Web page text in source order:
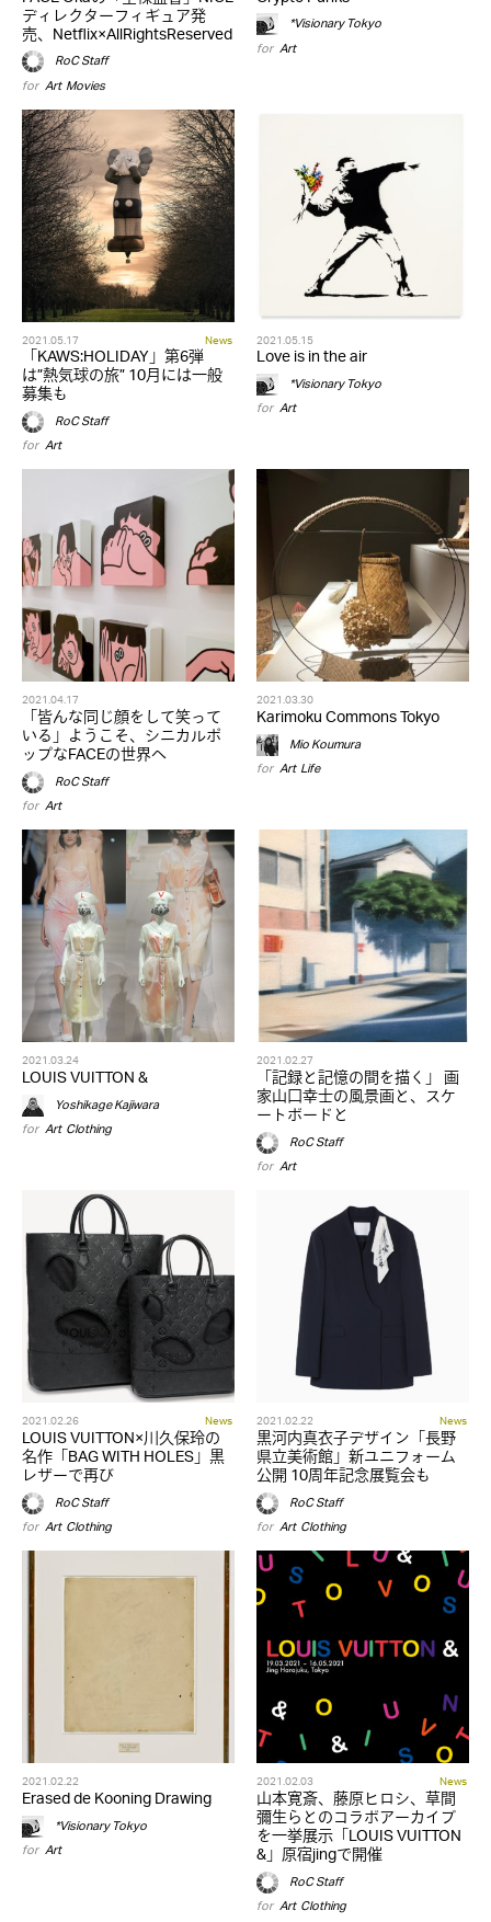
ディレクターフィギュア発
売、Netflix×AllRightsReserved
RoC Staff
for Art,Movies
*Visionary Tokyo
for Art
2021.05.17 News
「KAWS:HOLIDAY」第6弾
は”熱気球の旅” 10月には一般
募集も
RoC Staff
for Art
2021.05.15
Love is in the air
*Visionary Tokyo
for Art
2021.04.17
「皆んな同じ顔をして笑って
いる」ようこそ、シニカルポ
ップなFACEの世界へ
RoC Staff
for Art
2021.03.30
Karimoku Commons Tokyo
Mio Koumura
for Art,Life
2021.03.24
LOUIS VUITTON &
Yoshikage Kajiwara
for Art,Clothing
2021.02.27
「記録と記憶の間を描く」 画
家山口幸士の風景画と、スケ
ートボードと
RoC Staff
for Art
2021.02.26 News
LOUIS VUITTON×川久保玲の
名作「BAG WITH HOLES」黒
レザーで再び
RoC Staff
for Art,Clothing
2021.02.22 News
黒河内真衣子デザイン「長野
県立美術館」新ユニフォーム
公開 10周年記念展覧会も
RoC Staff
for Art,Clothing
2021.02.22
Erased de Kooning Drawing
*Visionary Tokyo
for Art
2021.02.03 News
山本寛斎、藤原ヒロシ、草間
彌生らとのコラボアーカイブ
を一挙展示「LOUIS VUITTON
&」原宿jingで開催
RoC Staff
for Art,Clothing